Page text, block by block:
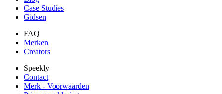
Case Studies
Gidsen
FAQ
Merken
Creators
Speekly
Contact
Merk - Voorwaarden